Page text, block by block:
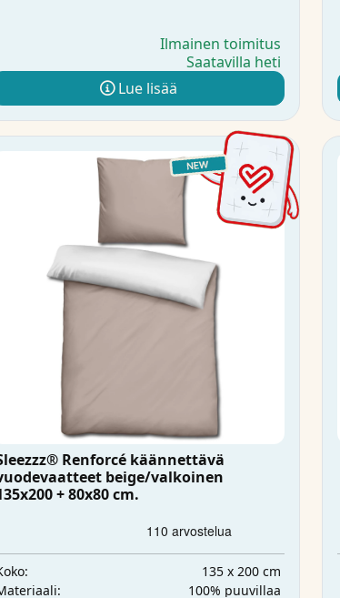
Ilmainen toimitus
Saatavilla heti
Lue lisää
Renforcé käännettävä
beige/valkoinen
+ 80x80 cm.
135 x 200 cm
100% puuvillaa